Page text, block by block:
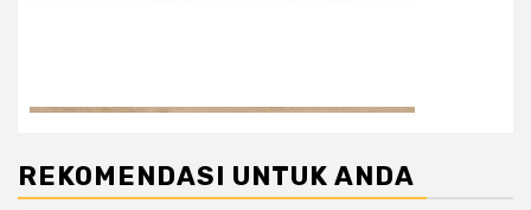
REKOMENDASI UNTUK ANDA